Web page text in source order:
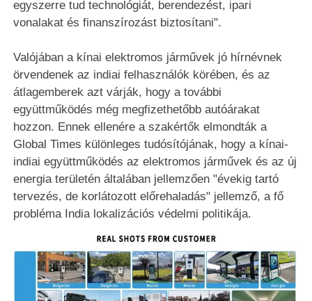
egyszerre tud technológiát, berendezést, ipari
vonalakat és finanszírozást biztosítani".
Valójában a kínai elektromos járművek jó hírnévnek
örvendenek az indiai felhasználók körében, és az
átlagemberek azt várják, hogy a további
együttműködés még megfizethetőbb autóárakat
hozzon. Ennek ellenére a szakértők elmondták a
Global Times különleges tudósítójának, hogy a kínai-
indiai együttműködés az elektromos járművek és az új
energia területén általában jellemzően "évekig tartó
tervezés, de korlátozott előrehaladás" jellemző, a fő
probléma India lokalizációs védelmi politikája.